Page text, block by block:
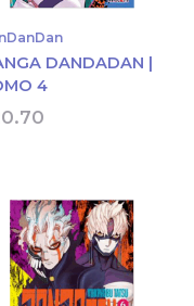
DANDADAN |
4